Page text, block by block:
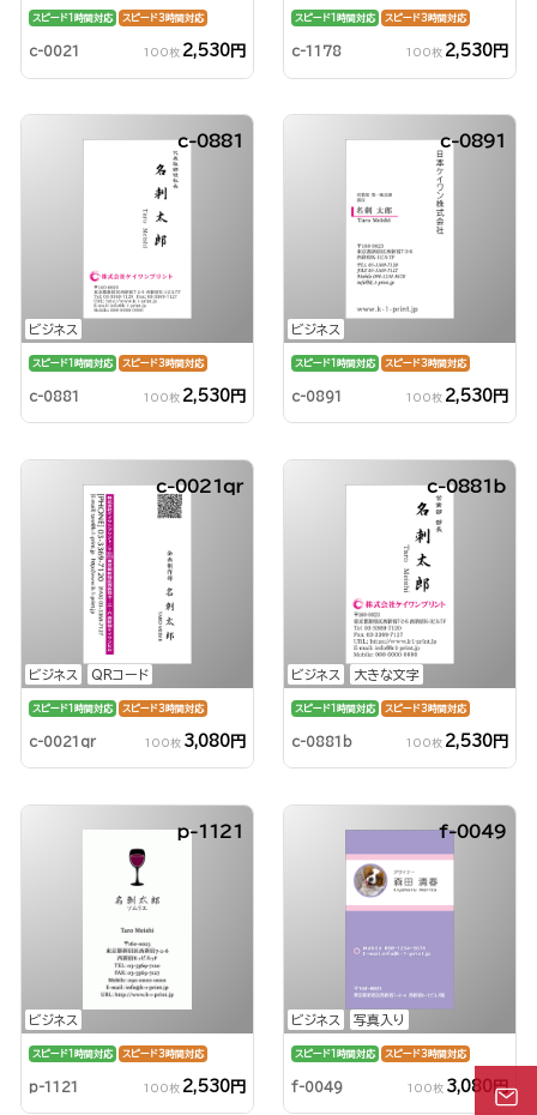
スピード1時間対応 スピード3時間対応
c-0021 100枚 2,530円
スピード1時間対応 スピード3時間対応
c-1178 100枚 2,530円
ビジネス
c-0881
スピード1時間対応 スピード3時間対応
c-0881 100枚 2,530円
ビジネス
c-0891
スピード1時間対応 スピード3時間対応
c-0891 100枚 2,530円
ビジネス QRコード
c-0021qr
スピード1時間対応 スピード3時間対応
c-0021qr 100枚 3,080円
ビジネス 大きな文字
c-0881b
スピード1時間対応 スピード3時間対応
c-0881b 100枚 2,530円
ビジネス
p-1121
スピード1時間対応 スピード3時間対応
p-1121 100枚 2,530円
ビジネス 写真入り
f-0049
スピード1時間対応 スピード3時間対応
f-0049 100枚 3,080円